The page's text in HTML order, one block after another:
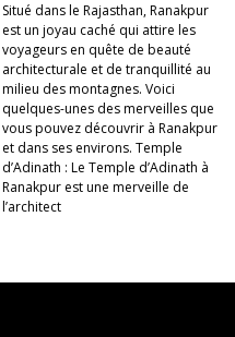
Situé dans le Rajasthan, Ranakpur
est un joyau caché qui attire les
voyageurs en quête de beauté
architecturale et de tranquillité au
milieu des montagnes. Voici
quelques-unes des merveilles que
vous pouvez découvrir à Ranakpur
et dans ses environs. Temple
d’Adinath : Le Temple d’Adinath à
Ranakpur est une merveille de
l’architect